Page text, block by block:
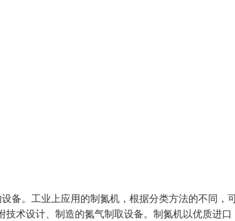
备。工业上应用的制氮机，根据分类方法的不同，
术设计、制造的氮气制取设备。制氮机以优质进口